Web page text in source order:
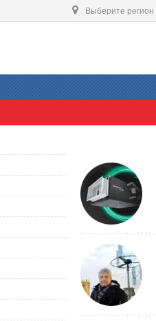
Выберите регион